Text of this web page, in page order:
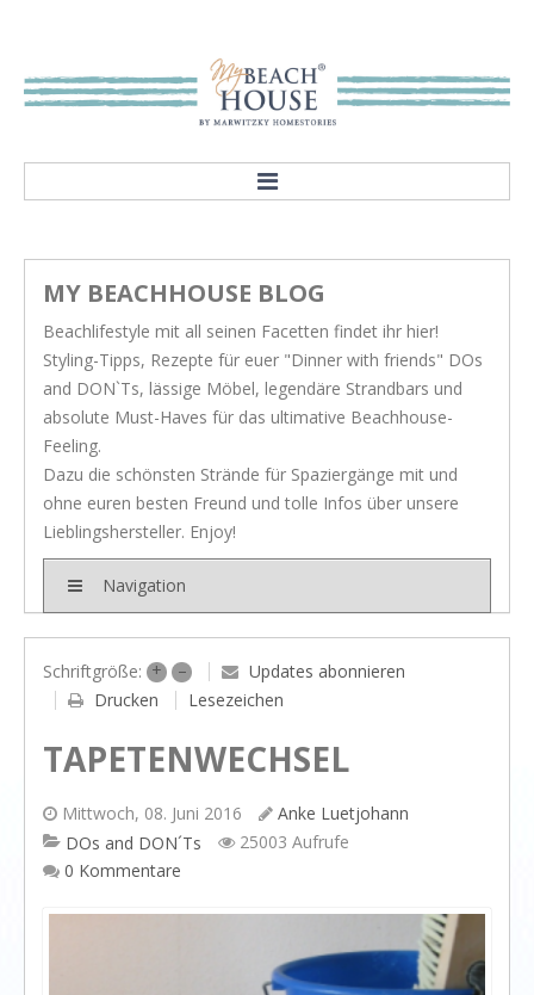
Our mission
Showroom
STYLES
Rivièra Style
Hampton Style
Nordic Style
BRANDS
Rivièra Maison
Gervasoni
Neptune
Dash & Albert
Artwood
PROJEKTE
MY BEACHHOUSE BLOG
Beachlifestyle mit all seinen Facetten findet ihr hier!
Styling-Tipps, Rezepte für euer "Dinner with friends" DOs
and DON`Ts, lässige Möbel, legendäre Strandbars und
absolute Must-Haves für das ultimative Beachhouse-
Feeling.
Dazu die schönsten Strände für Spaziergänge mit und
ohne euren besten Freund und tolle Infos über unsere
Lieblingshersteller. Enjoy!
Navigation
Schriftgröße: + –
Updates abonnieren
Drucken
Lesezeichen
TAPETENWECHSEL
Mittwoch, 08. Juni 2016
Anke Luetjohann
DOs and DON´Ts
25003 Aufrufe
0 Kommentare